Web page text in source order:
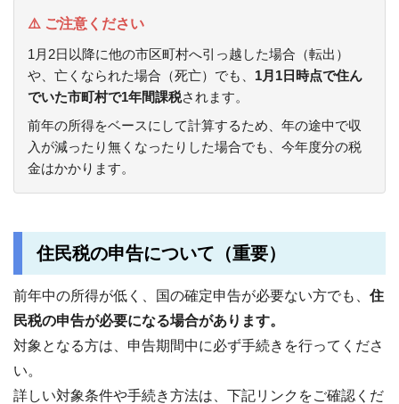
⚠️ ご注意ください
1月2日以降に他の市区町村へ引っ越した場合（転出）
や、亡くなられた場合（死亡）でも、 1月1日時点で住ん
でいた市町村で1年間課税されます。
前年の所得をベースにして計算するため、年の途中で収
入が減ったり無くなったりした場合でも、今年度分の税
金はかかります。
住民税の申告について（重要）
前年中の所得が低く、国の確定申告が必要ない方でも、 住
民税の申告が必要になる場合があります。
対象となる方は、申告期間中に必ず手続きを行ってくださ
い。
詳しい対象条件や手続き方法は、下記リンクをご確認くだ